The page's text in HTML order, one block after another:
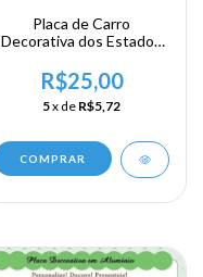
Placa de Carro
Decorativa dos Estados
New York
R$25,00
5x de R$5,72
COMPRAR